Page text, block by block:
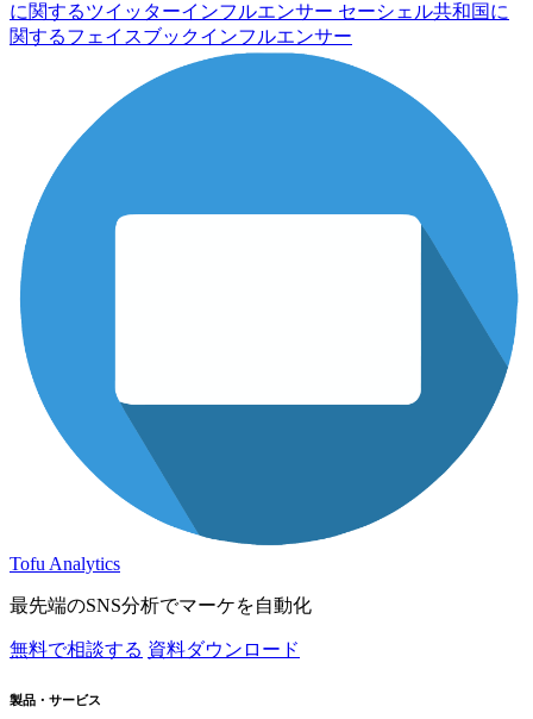
に関するツイッターインフルエンサー セーシェル共和国に
関するフェイスブックインフルエンサー
Tofu Analytics
最先端のSNS分析でマーケを自動化
無料で相談する 資料ダウンロード
製品・サービス